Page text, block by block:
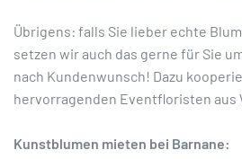
Übrigens: falls Sie lieber echte
setzen wir auch das gerne für Sie
nach Kundenwunsch! Dazu
hervorragenden Eventfloristen aus
Kunstblumen mieten bei Barnane: